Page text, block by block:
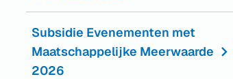
Subsidie Evenementen met
Maatschappelijke Meerwaarde
2026